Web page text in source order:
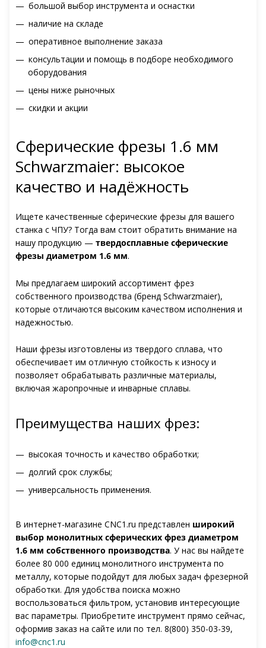
большой выбор инструмента и оснастки
наличие на складе
оперативное выполнение заказа
консультации и помощь в подборе необходимого
оборудования
цены ниже рыночных
скидки и акции
Сферические фрезы 1.6 мм
Schwarzmaier: высокое
качество и надёжность
Ищете качественные сферические фрезы для вашего
станка с ЧПУ? Тогда вам стоит обратить внимание на
нашу продукцию — твердосплавные сферические
фрезы диаметром 1.6 мм.
Мы предлагаем широкий ассортимент фрез
собственного производства (бренд Schwarzmaier),
которые отличаются высоким качеством исполнения и
надежностью.
Наши фрезы изготовлены из твердого сплава, что
обеспечивает им отличную стойкость к износу и
позволяет обрабатывать различные материалы,
включая жаропрочные и инварные сплавы.
Преимущества наших фрез:
высокая точность и качество обработки;
долгий срок службы;
универсальность применения.
В интернет-магазине CNC1.ru представлен широкий
выбор монолитных сферических фрез диаметром
1.6 мм собственного производства. У нас вы найдете
более 80 000 единиц монолитного инструмента по
металлу, которые подойдут для любых задач фрезерной
обработки. Для удобства поиска можно
воспользоваться фильтром, установив интересующие
вас параметры. Приобретите инструмент прямо сейчас,
оформив заказ на сайте или по тел. 8(800) 350-03-39,
info@cnc1.ru